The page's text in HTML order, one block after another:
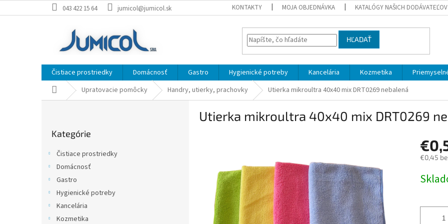
na
043 422 15 64 jumicol@jumicol.sk KONTAKTY MOJA OBJEDNÁVKA KATALÓGY NAŠICH DODÁVATEĽOV
HĽADAŤ
Čistiace prostriedky Domácnosť Gastro Hygienické potreby Kancelária Kozmetika
DomovUpratovacie pomôcky Handry, utierky, prachovky Utierka mikroultra 40x40 mix DRT0269 nebalená
kategórie
Kategórie
Čistiace prostriedky
Domácnosť
Gastro
Hygienické potreby
Kancelária
Kozmetika
Utierka mikroultra 40x40 mix DRT0269
€0,45
cena: